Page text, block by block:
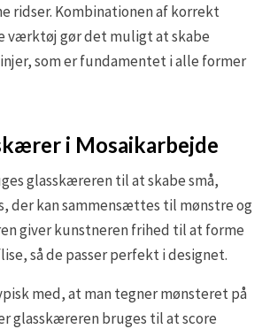
ridser. Kombinationen af korrekt
værktøj gør det muligt at skabe
som er fundamentet i alle former
i Mosaikarbejde
glasskæreren til at skabe små,
der kan sammensættes til mønstre og
giver kunstneren frihed til at forme
så de passer perfekt i designet.
med, at man tegner mønsteret på
glasskæreren bruges til at score